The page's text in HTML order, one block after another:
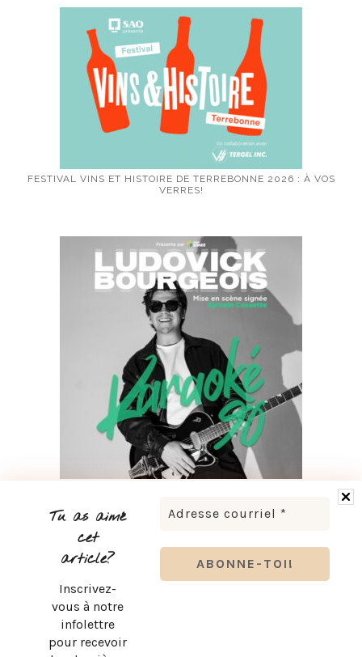
Tu as aimé
cet
article?
Inscrivez-
vous à notre
infolettre
pour recevoir
FESTIVAL VINS ET HISTOIRE DE TERREBONNE 2026 : À VOS
VERRES!